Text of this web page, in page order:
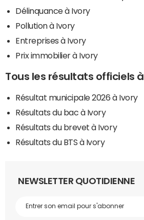
Délinquance à Ivory
Pollution à Ivory
Entreprises à Ivory
Prix immobilier à Ivory
Tous les résultats officiels
Résultat municipale 2026 à Ivory
Résultats du bac à Ivory
Résultats du brevet à Ivory
Résultats du BTS à Ivory
NEWSLETTER QUOTIDIENNE